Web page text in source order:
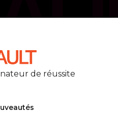
de réussite